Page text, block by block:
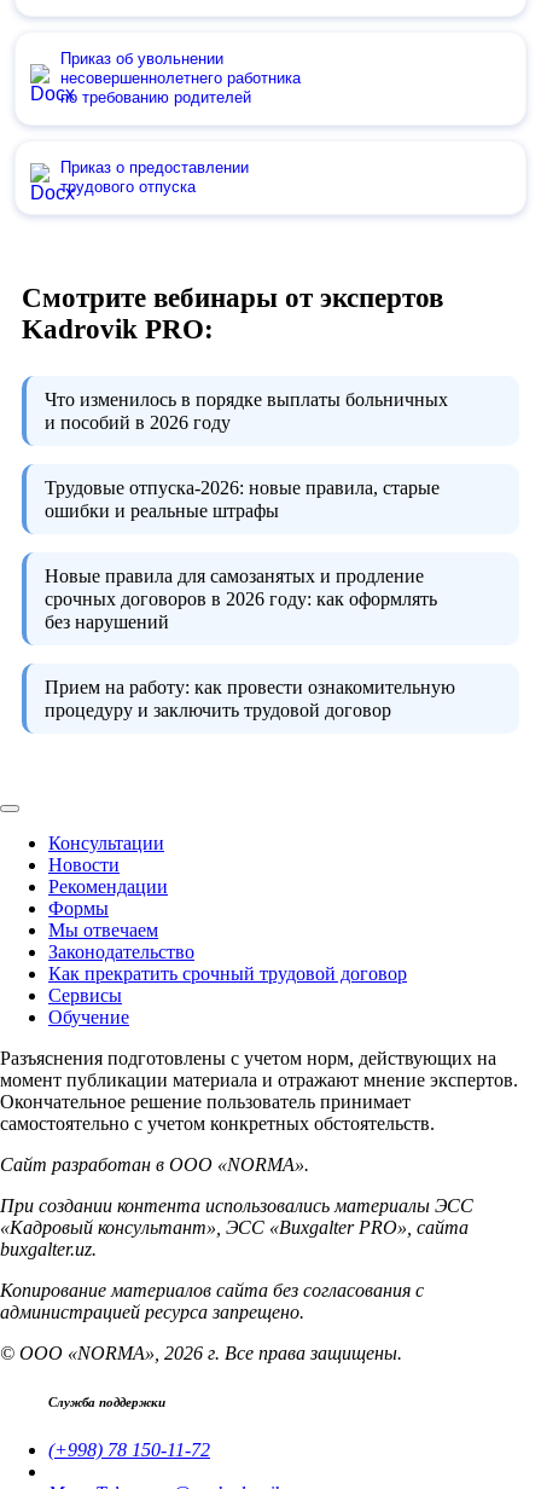
Приказ об увольнении
несовершеннолетнего работника
по требованию родителей
Приказ о предоставлении
трудового отпуска
Смотрите вебинары от экспертов
Kadrovik PRO:
Что изменилось в порядке выплаты больничных
и пособий в 2026 году
Трудовые отпуска-2026: новые правила, старые
ошибки и реальные штрафы
Новые правила для самозанятых и продление
срочных договоров в 2026 году: как оформлять
без нарушений
Прием на работу: как провести ознакомительную
процедуру и заключить трудовой договор
Консультации
Новости
Рекомендации
Формы
Мы отвечаем
Законодательство
Как прекратить срочный трудовой договор
Сервисы
Обучение
Разъяснения подготовлены с учетом норм, действующих на
момент публикации материала и отражают мнение экспертов.
Окончательное решение пользователь принимает
самостоятельно с учетом конкретных обстоятельств.
Сайт разработан в ООО «NORMA».
При создании контента использовались материалы ЭСС
«Кадровый консультант», ЭСС «Buxgalter PRO», сайта
buxgalter.uz.
Копирование материалов сайта без согласования с
администрацией ресурса запрещено.
© ООО «NORMA», 2026 г. Все права защищены.
Служба поддержки
(+998) 78 150-11-72